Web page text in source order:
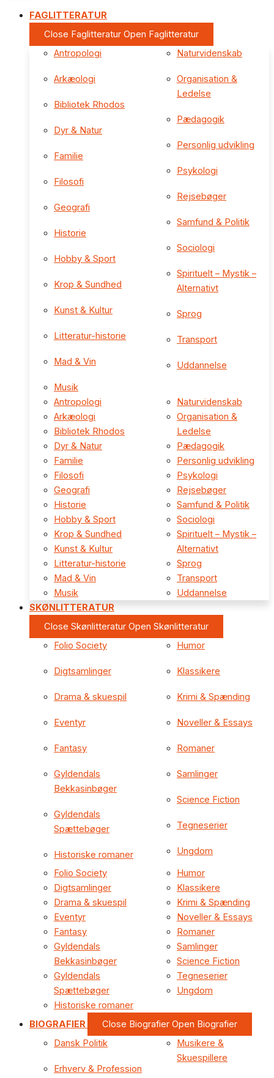
FAGLITTERATUR
Close Faglitteratur Open Faglitteratur
Antropologi
Arkæologi
Bibliotek Rhodos
Dyr & Natur
Familie
Filosofi
Geografi
Historie
Hobby & Sport
Krop & Sundhed
Kunst & Kultur
Litteratur-historie
Mad & Vin
Musik
Naturvidenskab
Organisation &
Ledelse
Pædagogik
Personlig udvikling
Psykologi
Rejsebøger
Samfund & Politik
Sociologi
Spirituelt – Mystik –
Alternativt
Sprog
Transport
Uddannelse
Antropologi
Arkæologi
Bibliotek Rhodos
Dyr & Natur
Familie
Filosofi
Geografi
Historie
Hobby & Sport
Krop & Sundhed
Kunst & Kultur
Litteratur-historie
Mad & Vin
Musik
Naturvidenskab
Organisation &
Ledelse
Pædagogik
Personlig udvikling
Psykologi
Rejsebøger
Samfund & Politik
Sociologi
Spirituelt – Mystik –
Alternativt
Sprog
Transport
Uddannelse
SKØNLITTERATUR
Close Skønlitteratur Open Skønlitteratur
Folio Society
Digtsamlinger
Drama & skuespil
Eventyr
Fantasy
Gyldendals
Bekkasinbøger
Gyldendals
Spættebøger
Historiske romaner
Humor
Klassikere
Krimi & Spænding
Noveller & Essays
Romaner
Samlinger
Science Fiction
Tegneserier
Ungdom
Folio Society
Digtsamlinger
Drama & skuespil
Eventyr
Fantasy
Gyldendals
Bekkasinbøger
Gyldendals
Spættebøger
Historiske romaner
Humor
Klassikere
Krimi & Spænding
Noveller & Essays
Romaner
Samlinger
Science Fiction
Tegneserier
Ungdom
BIOGRAFIER Close Biografier Open Biografier
Dansk Politik
Erhverv & Profession
Musikere &
Skuespillere